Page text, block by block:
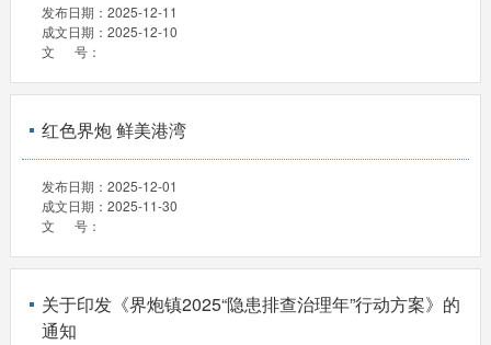
发布日期： 2025-12-11
成文日期： 2025-12-10
文 号：
红色界炮 鲜美港湾
发布日期： 2025-12-01
成文日期： 2025-11-30
文 号：
关于印发《界炮镇2025“隐患排查治理年”行动方案》的
通知